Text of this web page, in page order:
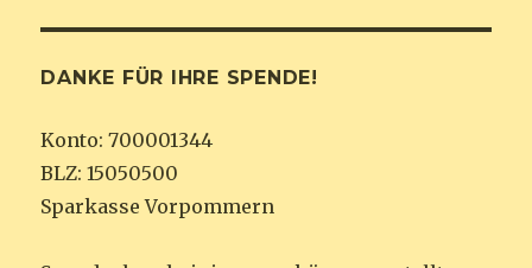
DANKE FÜR IHRE SPENDE!
Konto: 700001344
BLZ: 15050500
Sparkasse Vorpommern